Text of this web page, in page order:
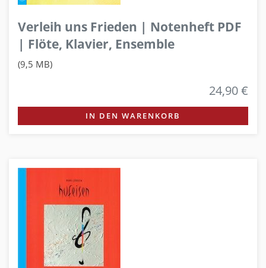
Verleih uns Frieden | Notenheft PDF
| Flöte, Klavier, Ensemble
(9,5 MB)
24,90 €
IN DEN WARENKORB